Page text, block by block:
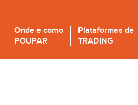
Onde e como
POUPAR
Plataformas de
TRADING